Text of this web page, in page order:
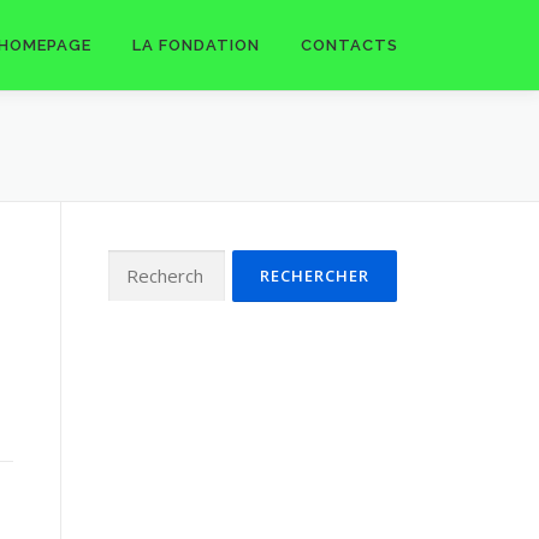
LA FONDATION CONTACTS